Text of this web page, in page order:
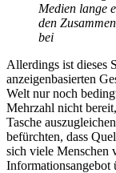
Medien lange
den
bei
Allerdings ist dieses
anzeigenbasierten
Welt nur noch
Mehrzahl nicht
Tasche
befürchten, dass
sich viele Menschen
Informationsangebot